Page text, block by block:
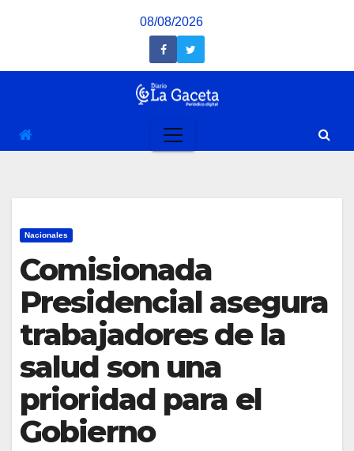
08/08/2026
Nacionales
Comisionada
Presidencial asegura
trabajadores de la
salud son una
prioridad para el
Gobierno